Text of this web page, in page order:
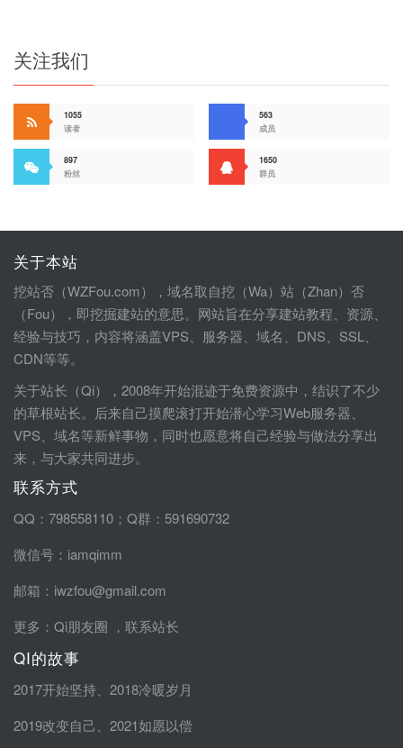
关注我们
1055
读者
563
成员
897
粉丝
1650
群员
关于本站
挖站否（WZFou.com），域名取自挖（Wa）站（Zhan）否
（Fou），即挖掘建站的意思。网站旨在分享建站教程、资源、
经验与技巧，内容将涵盖VPS、服务器、域名、DNS、SSL、
CDN等等。
关于站长（Qi），2008年开始混迹于免费资源中，结识了不少
的草根站长。后来自己摸爬滚打开始潜心学习Web服务器、
VPS、域名等新鲜事物，同时也愿意将自己经验与做法分享出
来，与大家共同进步。
联系方式
QQ：798558110；Q群：591690732
微信号：iamqimm
邮箱：iwzfou@gmail.com
更多： Qi朋友圈 ， 联系站长
QI的故事
2017开始坚持
2018冷暖岁月
2019改变自己
2021如愿以偿